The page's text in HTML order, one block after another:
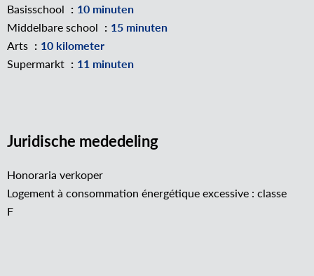
Basisschool
10 minuten
Middelbare school
15 minuten
Arts
10 kilometer
Supermarkt
11 minuten
Juridische mededeling
Honoraria verkoper
Logement à consommation énergétique excessive : classe
F